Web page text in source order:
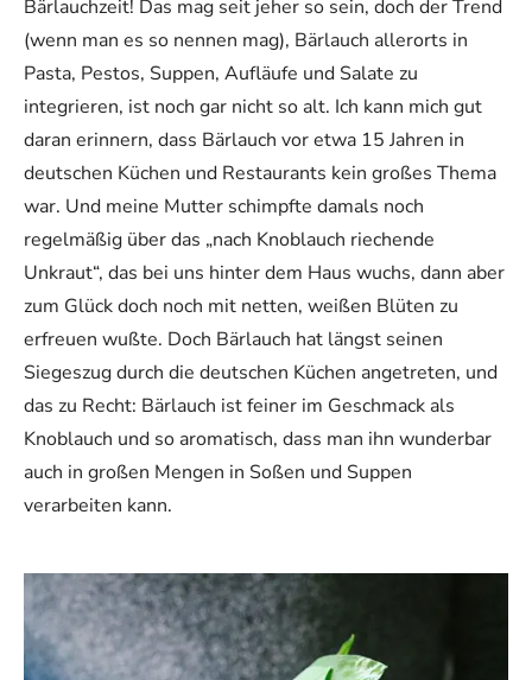
Bärlauchzeit! Das mag seit jeher so sein, doch der Trend
(wenn man es so nennen mag), Bärlauch allerorts in
Pasta, Pestos, Suppen, Aufläufe und Salate zu
integrieren, ist noch gar nicht so alt. Ich kann mich gut
daran erinnern, dass Bärlauch vor etwa 15 Jahren in
deutschen Küchen und Restaurants kein großes Thema
war. Und meine Mutter schimpfte damals noch
regelmäßig über das „nach Knoblauch riechende
Unkraut“, das bei uns hinter dem Haus wuchs, dann aber
zum Glück doch noch mit netten, weißen Blüten zu
erfreuen wußte. Doch Bärlauch hat längst seinen
Siegeszug durch die deutschen Küchen angetreten, und
das zu Recht: Bärlauch ist feiner im Geschmack als
Knoblauch und so aromatisch, dass man ihn wunderbar
auch in großen Mengen in Soßen und Suppen
verarbeiten kann.